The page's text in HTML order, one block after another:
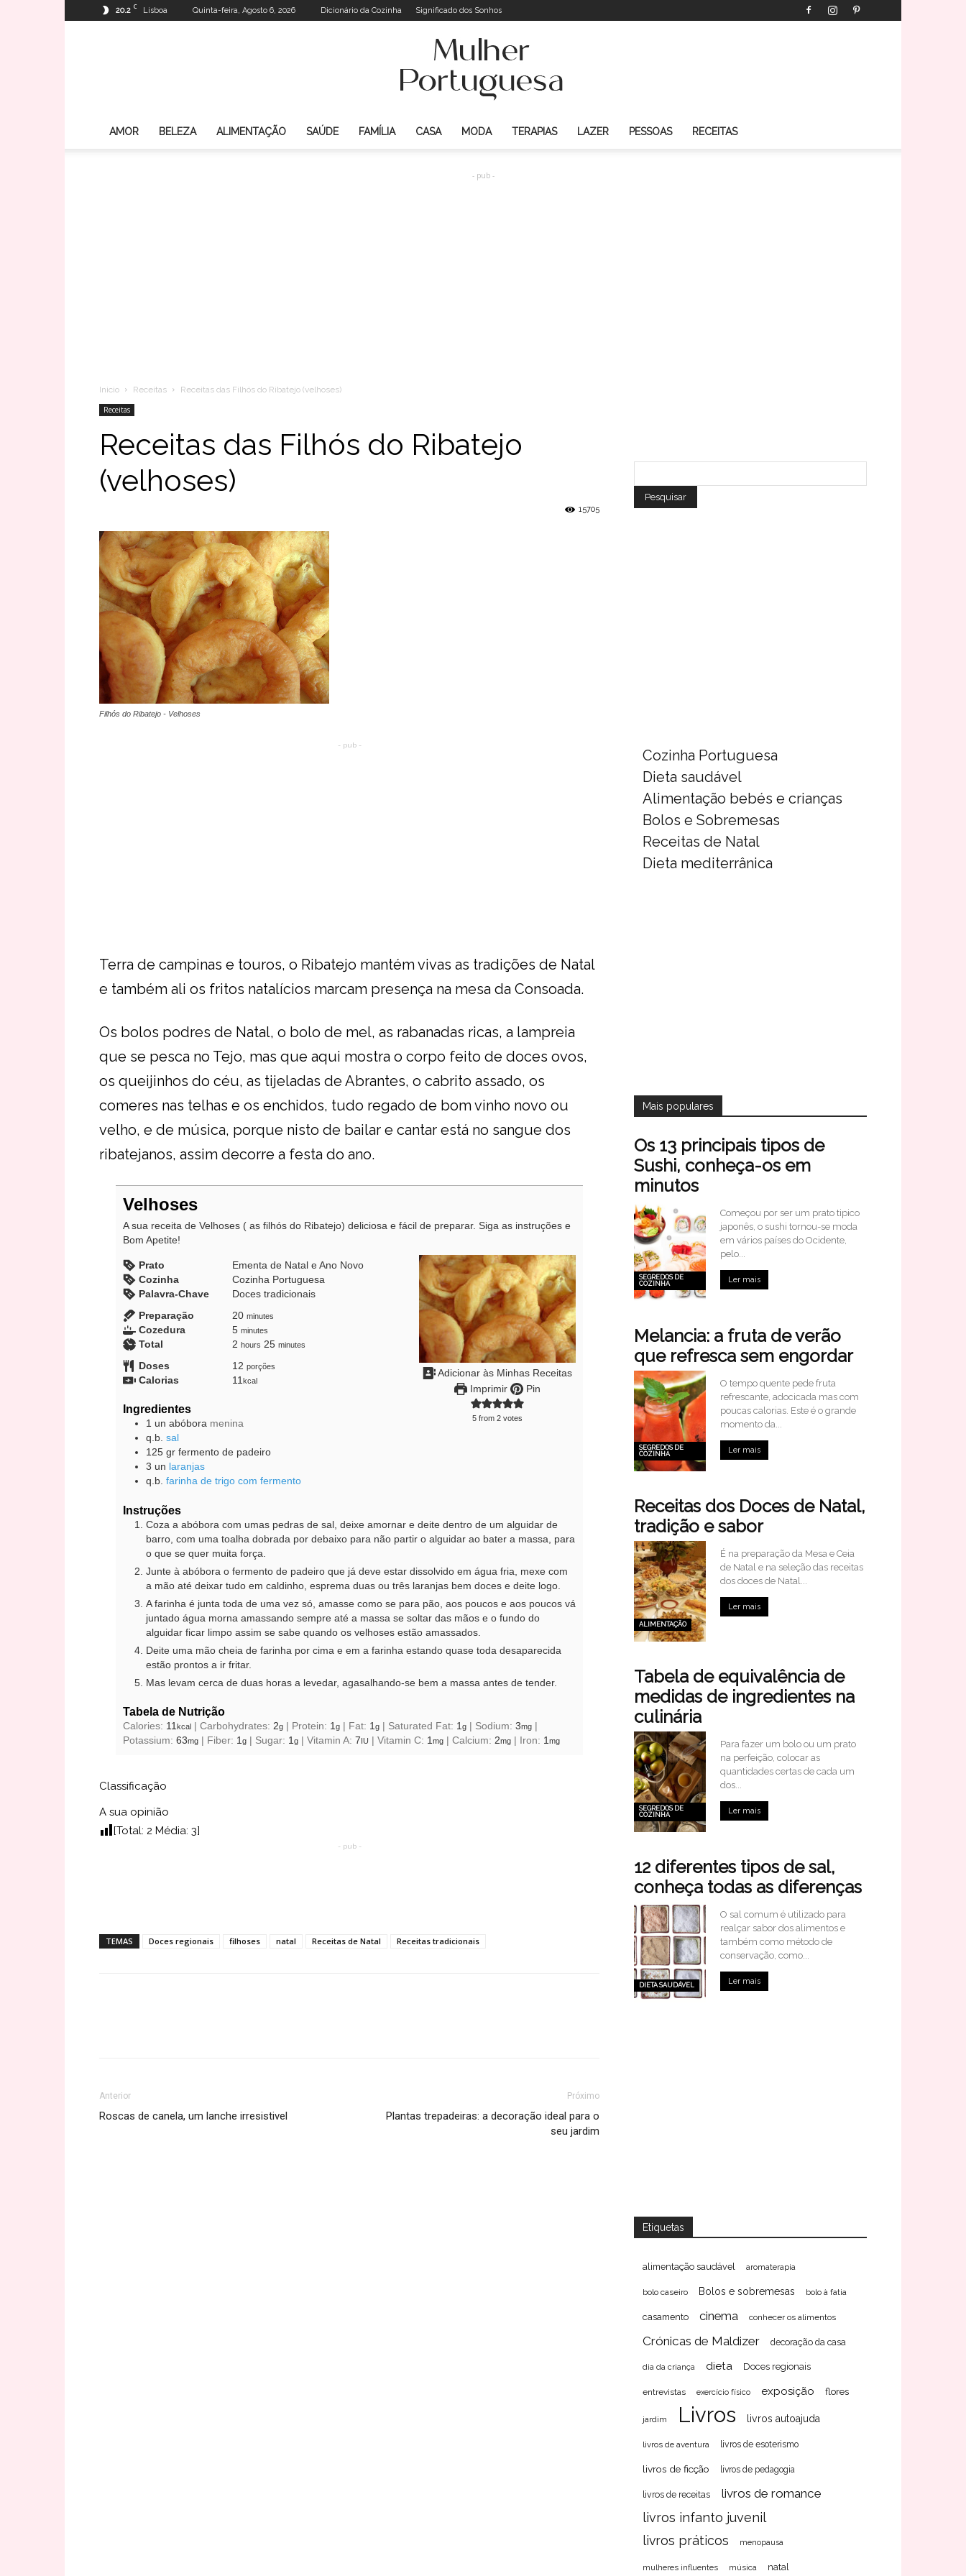
20.2 C Lisboa Quinta-feira, Agosto 6, 2026 Dicionário da Cozinha Significado dos Sonhos
AMOR BELEZA ALIMENTAÇÃO SAÚDE FAMÍLIA CASA MODA TERAPIAS LAZER PESSOAS RECEITAS
- pub -
Inicio Receitas
Receitas das Filhós do Ribatejo (velhoses)
Receitas
Receitas das Filhós do Ribatejo
(velhoses)
15705
Filhós do Ribatejo - Velhoses
- pub -
Terra de campinas e touros, o Ribatejo mantém vivas as tradições de Natal
e também ali os fritos natalícios marcam presença na mesa da Consoada.
Os bolos podres de Natal, o bolo de mel, as rabanadas ricas, a lampreia
que se pesca no Tejo, mas que aqui mostra o corpo feito de doces ovos,
os queijinhos do céu, as tijeladas de Abrantes, o cabrito assado, os
comeres nas telhas e os enchidos, tudo regado de bom vinho novo ou
velho, e de música, porque nisto de bailar e cantar está no sangue dos
ribatejanos, assim decorre a festa do ano.
Velhoses
A sua receita de Velhoses ( as filhós do Ribatejo) deliciosa e fácil de preparar. Siga as instruções e
Bom Apetite!
Adicionar às Minhas Receitas
Imprimir
Pin
5 from 2 votes
Prato
Ementa de Natal e Ano Novo
Cozinha
Cozinha Portuguesa
Palavra-Chave
Doces tradicionais
Preparação
20minutes
minutes
Cozedura 5minutes
minutes
Total 2hours
hours 25minutes
minutes
Doses 12 porções
Calorias 11kcal
Ingredientes
1 un abóbora menina
q.b. sal
125 gr fermento de padeiro
3 un laranjas
q.b. farinha de trigo com fermento
Instruções
Coza a abóbora com umas pedras de sal, deixe amornar e deite dentro de um alguidar de
barro, com uma toalha dobrada por debaixo para não partir o alguidar ao bater a massa, para
o que se quer muita força.
Junte à abóbora o fermento de padeiro que já deve estar dissolvido em água fria, mexe com
a mão até deixar tudo em caldinho, esprema duas ou três laranjas bem doces e deite logo.
A farinha é junta toda de uma vez só, amasse como se para pão, aos poucos e aos poucos vá
juntado água morna amassando sempre até a massa se soltar das mãos e o fundo do
alguidar ficar limpo assim se sabe quando os velhoses estão amassados.
Deite uma mão cheia de farinha por cima e em a farinha estando quase toda desaparecida
estão prontos a ir fritar.
Mas levam cerca de duas horas a levedar, agasalhando-se bem a massa antes de tender.
Tabela de Nutrição
Calories: 11kcal Carbohydrates: 2g Protein: 1g Fat: 1g Saturated Fat: 1g Sodium: 3mg
Potassium: 63mg Fiber: 1g Sugar: 1g Vitamin A: 7 IU Vitamin C: 1mg Calcium: 2mg Iron: 1mg
Classificação
A sua opinião
[Total: 2 Média: 3]
- pub -
TEMAS Doces regionais filhoses natal Receitas de Natal Receitas tradicionais
Anterior
Roscas de canela, um lanche irresistivel
Próximo
Plantas trepadeiras: a decoração ideal para o
seu jardim
Cozinha Portuguesa
Dieta saudável
Alimentação bebés e crianças
Bolos e Sobremesas
Receitas de Natal
Dieta mediterrânica
Mais populares
Os 13 principais tipos de
Sushi, conheça-os em
minutos
SEGREDOS DE
COZINHA
Começou por ser um prato tipico
japonês, o sushi tornou-se moda
em vários países do Ocidente,
pelo...
Ler mais
Melancia: a fruta de verão
que refresca sem engordar
SEGREDOS DE
COZINHA
O tempo quente pede fruta
refrescante, adocicada mas com
poucas calorias. Este é o grande
momento da...
Ler mais
Receitas dos Doces de Natal,
tradição e sabor
ALIMENTAÇÃO
É na preparação da Mesa e Ceia
de Natal e na seleção das receitas
dos doces de Natal...
Ler mais
Tabela de equivalência de
medidas de ingredientes na
culinária
SEGREDOS DE
COZINHA
Para fazer um bolo ou um prato
na perfeição, colocar as
quantidades certas de cada um
dos...
Ler mais
12 diferentes tipos de sal,
conheça todas as diferenças
DIETA SAUDÁVEL
O sal comum é utilizado para
realçar sabor dos alimentos e
também como método de
conservação, como...
Ler mais
Etiquetas
alimentação saudável aromaterapia
bolo caseiro Bolos e sobremesas bolo à fatia
casamento cinema conhecer os alimentos
Crónicas de Maldizer decoração da casa
dia da criança dieta Doces regionais
entrevistas exercício físico exposição flores
jardim Livros livros autoajuda
livros de aventura livros de esoterismo
livros de ficção livros de pedagogia
livros de receitas livros de romance
livros infanto juvenil
livros práticos
menopausa
mulheres influentes música natal